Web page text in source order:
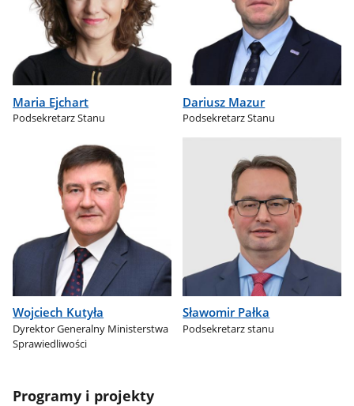
Maria Ejchart
Podsekretarz Stanu
Dariusz Mazur
Podsekretarz Stanu
Wojciech Kutyła
Dyrektor Generalny Ministerstwa
Sprawiedliwości
Sławomir Pałka
Podsekretarz stanu
Programy i projekty